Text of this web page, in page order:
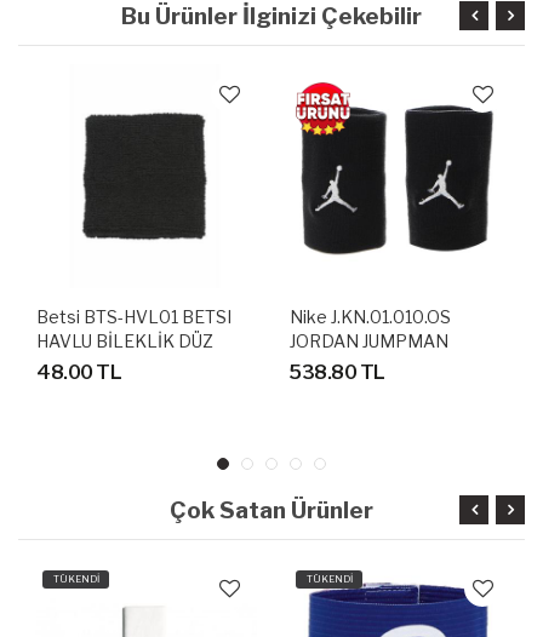
Bu Ürünler İlginizi Çekebilir
Betsi BTS-HVL01 BETSI
HAVLU BİLEKLİK DÜZ
SİYAH
48.00 TL
Nike J.KN.01.010.OS
JORDAN JUMPMAN
WRISTBANDS HAVLU
538.80 TL
Çok Satan Ürünler
TÜKENDİ TÜKENDİ